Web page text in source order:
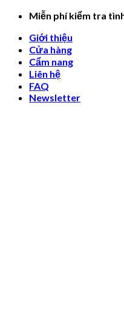
Skip
content
Miễn phí kiểm tra
Giới thiệu
Cửa hàng
Cẩm nang
Liên hệ
FAQ
Newsletter